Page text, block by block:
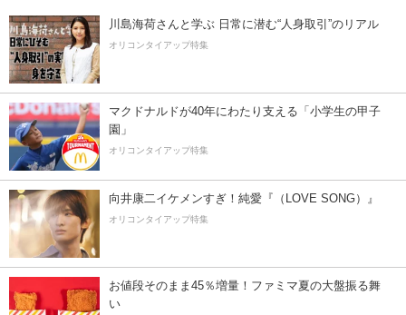
川島海荷さんと学ぶ 日常に潜む“人身取引”のリアル
オリコンタイアップ特集
マクドナルドが40年にわたり支える「小学生の甲子
園」
オリコンタイアップ特集
向井康二イケメンすぎ！純愛『（LOVE SONG）』
オリコンタイアップ特集
お値段そのまま45％増量！ファミマ夏の大盤振る舞
い